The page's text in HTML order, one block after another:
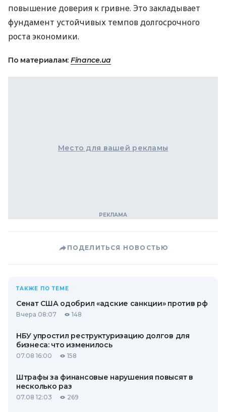
повышение доверия к гривне. Это закладывает
фундамент устойчивых темпов долгосрочного
роста экономики.
По материалам: Finance.ua
Место для вашей рекламы
ПОДЕЛИТЬСЯ НОВОСТЬЮ
ТАКЖЕ ПО ТЕМЕ
Сенат США одобрил «адские санкции» против рф
Вчера 08:07 148
НБУ упростил реструктуризацию долгов для
бизнеса: что изменилось
07.08 16:00 158
Штрафы за финансовые нарушения повысят в
несколько раз
07.08 12:03 269